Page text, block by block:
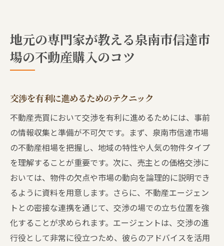
地元の専門家が教える泉南市信達市
場の不動産購入のコツ
交渉を有利に進めるためのテクニック
不動産売買において交渉を有利に進めるためには、事前
の情報収集と準備が不可欠です。まず、泉南市信達市場
の不動産相場を把握し、地域の特性や人気の物件タイプ
を理解することが重要です。次に、売主との価格交渉に
おいては、物件の欠点や市場の動向を論理的に説明でき
るように資料を用意します。さらに、不動産エージェン
トとの密接な連携を通じて、交渉の場での立ち位置を強
化することが求められます。エージェントは、交渉の進
行役として非常に役立つため、彼らのアドバイスを活用